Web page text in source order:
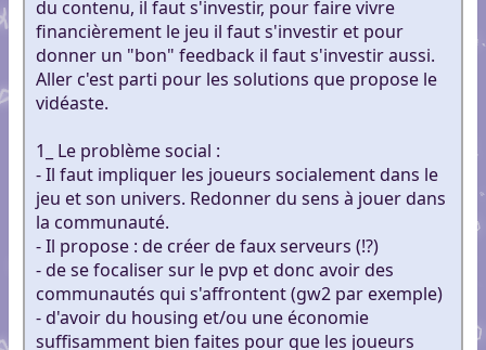
du contenu, il faut s'investir, pour faire vivre
financièrement le jeu il faut s'investir et pour
donner un "bon" feedback il faut s'investir aussi.
Aller c'est parti pour les solutions que propose le
vidéaste.
1_ Le problème social :
- Il faut impliquer les joueurs socialement dans le
jeu et son univers. Redonner du sens à jouer dans
la communauté.
- Il propose : de créer de faux serveurs (!?)
- de se focaliser sur le pvp et donc avoir des
communautés qui s'affrontent (gw2 par exemple)
- d'avoir du housing et/ou une économie
suffisamment bien faites pour que les joueurs